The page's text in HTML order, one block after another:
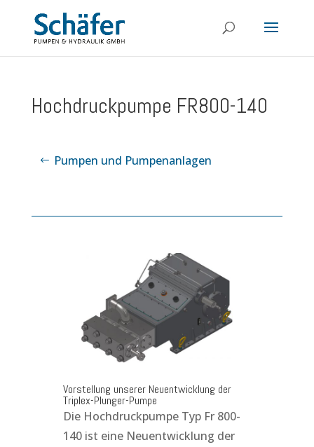
Hochdruckpumpe FR800-140
Pumpen und Pumpenanlagen
Vorstellung unserer Neuentwicklung der
Triplex-Plunger-Pumpe
Die Hochdruckpumpe Typ Fr 800-
140 ist eine Neuentwicklung der